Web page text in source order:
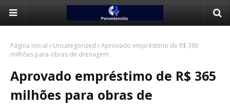
Página inicial Uncategorized
Aprovado empréstimo de R$ 365
milhões para obras de drenagem
Aprovado empréstimo de R$ 365
milhões para obras de